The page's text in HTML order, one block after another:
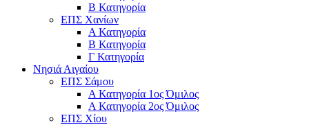
Β Κατηγορία
ΕΠΣ Χανίων
Α Κατηγορία
Β Κατηγορία
Γ Κατηγορία
Νησιά Αιγαίου
ΕΠΣ Σάμου
Α Κατηγορία 1ος Όμιλος
Α Κατηγορία 2ος Όμιλος
ΕΠΣ Χίου